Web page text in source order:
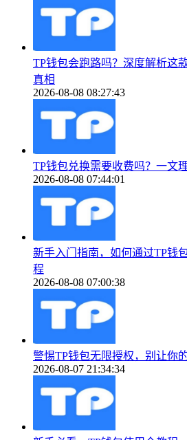
TP钱包会跑路吗？深度解析这
真相
2026-08-08 08:27:43
TP钱包兑换需要收费吗？一文
2026-08-08 07:44:01
新手入门指南，如何通过TP钱
程
2026-08-08 07:00:38
警惕TP钱包无限授权，别让你
2026-08-07 21:34:34